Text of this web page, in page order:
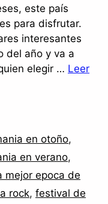
este país
para disfrutar.
interesantes
del año y va a
elegir … Leer
en otoño,
en verano,
mejor epoca de
rock, festival de